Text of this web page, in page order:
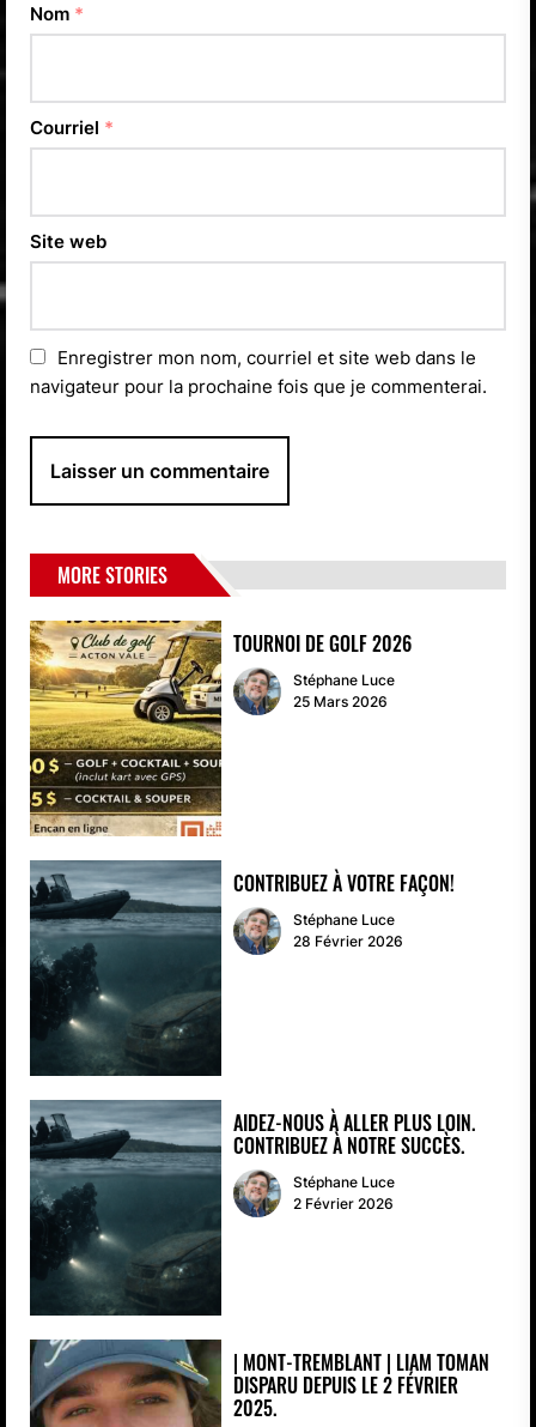
Nom *
Courriel *
Site web
Enregistrer mon nom, courriel et site web dans le
navigateur pour la prochaine fois que je commenterai.
MORE STORIES
TOURNOI DE GOLF 2026
Stéphane Luce
25 Mars 2026
CONTRIBUEZ À VOTRE FAÇON!
Stéphane Luce
28 Février 2026
AIDEZ-NOUS À ALLER PLUS LOIN.
CONTRIBUEZ À NOTRE SUCCÈS.
Stéphane Luce
2 Février 2026
| MONT-TREMBLANT | LIAM TOMAN
DISPARU DEPUIS LE 2 FÉVRIER
2025.